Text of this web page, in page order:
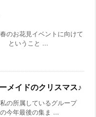
のお花見イベントに向けて
ということ ...
メイドのクリスマス♪
の所属しているグループ
今年最後の集ま ...